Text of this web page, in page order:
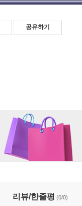
공유하기
리뷰/한줄평 (0/0)